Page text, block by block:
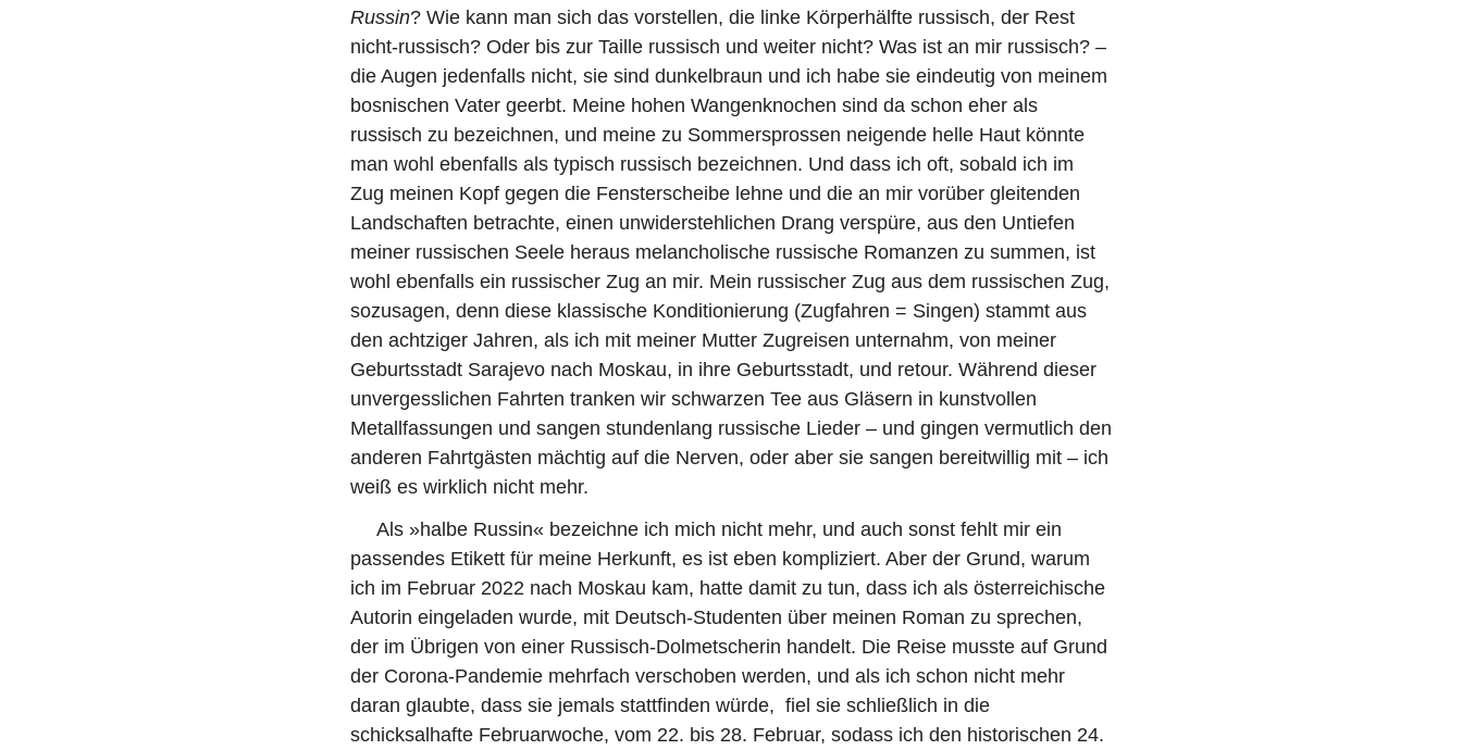
Russin? Wie kann man sich das vorstellen, die linke Körperhälfte russisch, der Rest
nicht-russisch? Oder bis zur Taille russisch und weiter nicht? Was ist an mir russisch? –
die Augen jedenfalls nicht, sie sind dunkelbraun und ich habe sie eindeutig von meinem
bosnischen Vater geerbt. Meine hohen Wangenknochen sind da schon eher als
russisch zu bezeichnen, und meine zu Sommersprossen neigende helle Haut könnte
man wohl ebenfalls als typisch russisch bezeichnen. Und dass ich oft, sobald ich im
Zug meinen Kopf gegen die Fensterscheibe lehne und die an mir vorüber gleitenden
Landschaften betrachte, einen unwiderstehlichen Drang verspüre, aus den Untiefen
meiner russischen Seele heraus melancholische russische Romanzen zu summen, ist
wohl ebenfalls ein russischer Zug an mir. Mein russischer Zug aus dem russischen Zug,
sozusagen, denn diese klassische Konditionierung (Zugfahren = Singen) stammt aus
den achtziger Jahren, als ich mit meiner Mutter Zugreisen unternahm, von meiner
Geburtsstadt Sarajevo nach Moskau, in ihre Geburtsstadt, und retour. Während dieser
unvergesslichen Fahrten tranken wir schwarzen Tee aus Gläsern in kunstvollen
Metallfassungen und sangen stundenlang russische Lieder – und gingen vermutlich den
anderen Fahrtgästen mächtig auf die Nerven, oder aber sie sangen bereitwillig mit – ich
weiß es wirklich nicht mehr.
Als »halbe Russin« bezeichne ich mich nicht mehr, und auch sonst fehlt mir ein
passendes Etikett für meine Herkunft, es ist eben kompliziert. Aber der Grund, warum
ich im Februar 2022 nach Moskau kam, hatte damit zu tun, dass ich als österreichische
Autorin eingeladen wurde, mit Deutsch-Studenten über meinen Roman zu sprechen,
der im Übrigen von einer Russisch-Dolmetscherin handelt. Die Reise musste auf Grund
der Corona-Pandemie mehrfach verschoben werden, und als ich schon nicht mehr
daran glaubte, dass sie jemals stattfinden würde, fiel sie schließlich in die
schicksalhafte Februarwoche, vom 22. bis 28. Februar, sodass ich den historischen 24.